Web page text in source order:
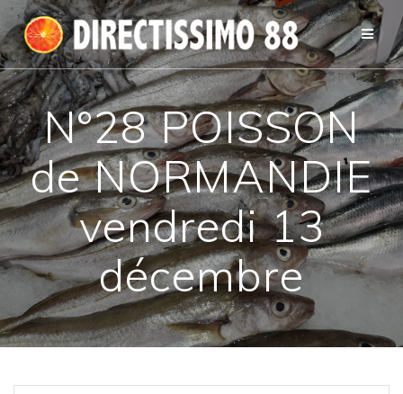
Passer
au
contenu
N°28 POISSON
de NORMANDIE
vendredi 13
décembre